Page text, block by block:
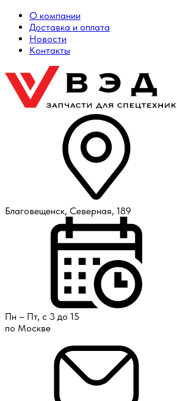
О компании
Доставка и оплата
Новости
Контакты
Благовещенск, Северная, 189
Пн – Пт, с 3 до 15
по Москве